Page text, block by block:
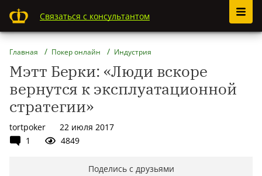
Связаться с консультантом
Главная Покер онлайн Индустрия
Мэтт Берки: «Люди вскоре
вернутся к эксплуатационной
стратегии»
tortpoker
22 июля 2017
1
4849
Поделись с друзьями